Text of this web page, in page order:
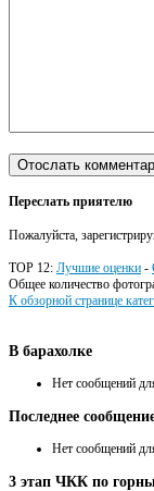
Переслать приятелю
Пожалуйста,
TOP 12: Лучшие оценки -
Общее количество
К обзорной странице
В барахолке
Нет сообщений
Последнее
Нет сообщений
3 этап ЧКК по